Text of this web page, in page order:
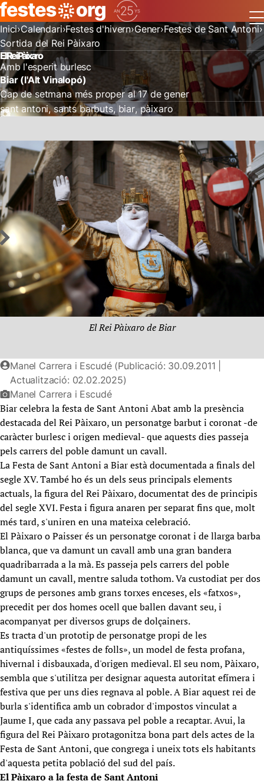
Inici Calendari Festes d'hivern Gener Festes de Sant Antoni
Sortida del Rei Pàixaro
El Rei Pàixaro
Amb l'esperit burlesc
Biar (l'Alt Vinalopó)
Cap de setmana més proper al 17 de gener
sant antoni sants barbuts biar pàixaro
El Rei Pàixaro de Biar
Manel Carrera i Escudé (Publicació: 30.09.2011 |
Actualització: 02.02.2025)
Manel Carrera i Escudé
Biar celebra la festa de Sant Antoni Abat amb la presència
destacada del Rei Pàixaro, un personatge barbut i coronat -de
caràcter burlesc i origen medieval- que aquests dies passeja
pels carrers del poble damunt un cavall.
La Festa de Sant Antoni a Biar està documentada a finals del
segle XV. També ho és un dels seus principals elements
actuals, la figura del Rei Pàixaro, documentat des de principis
del segle XVI. Festa i figura anaren per separat fins que, molt
més tard, s'uniren en una mateixa celebració.
El Pàixaro o Paisser és un personatge coronat i de llarga barba
blanca, que va damunt un cavall amb una gran bandera
quadribarrada a la mà. Es passeja pels carrers del poble
damunt un cavall, mentre saluda tothom. Va custodiat per dos
grups de persones amb grans torxes enceses, els «fatxos»,
precedit per dos homes ocell que ballen davant seu, i
acompanyat per diversos grups de dolçainers.
Es tracta d'un prototip de personatge propi de les
antiquíssimes «festes de folls», un model de festa profana,
hivernal i disbauxada, d'origen medieval. El seu nom, Pàixaro,
sembla que s'utilitza per designar aquesta autoritat efímera i
festiva que per uns dies regnava al poble. A Biar aquest rei de
burla s'identifica amb un cobrador d'impostos vinculat a
Jaume I, que cada any passava pel poble a recaptar. Avui, la
figura del Rei Pàixaro protagonitza bona part dels actes de la
Festa de Sant Antoni, que congrega i uneix tots els habitants
d'aquesta petita població del sud del país.
El Pàixaro a la festa de Sant Antoni